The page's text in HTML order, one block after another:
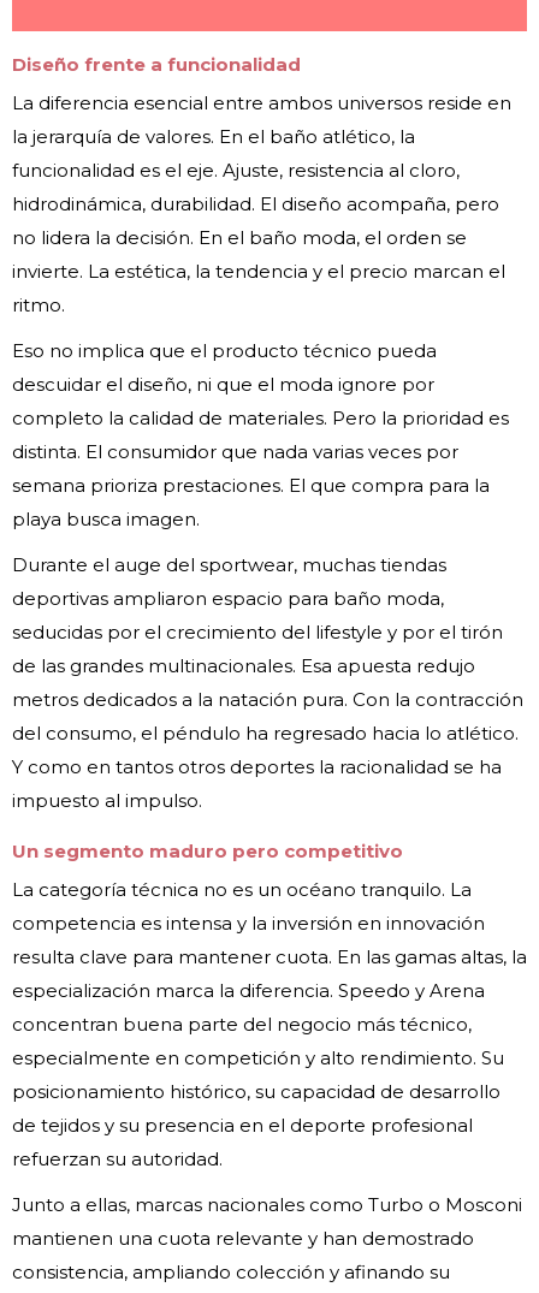
Diseño frente a funcionalidad
La diferencia esencial entre ambos universos reside en
la jerarquía de valores. En el baño atlético, la
funcionalidad es el eje. Ajuste, resistencia al cloro,
hidrodinámica, durabilidad. El diseño acompaña, pero
no lidera la decisión. En el baño moda, el orden se
invierte. La estética, la tendencia y el precio marcan el
ritmo.
Eso no implica que el producto técnico pueda
descuidar el diseño, ni que el moda ignore por
completo la calidad de materiales. Pero la prioridad es
distinta. El consumidor que nada varias veces por
semana prioriza prestaciones. El que compra para la
playa busca imagen.
Durante el auge del sportwear, muchas tiendas
deportivas ampliaron espacio para baño moda,
seducidas por el crecimiento del lifestyle y por el tirón
de las grandes multinacionales. Esa apuesta redujo
metros dedicados a la natación pura. Con la contracción
del consumo, el péndulo ha regresado hacia lo atlético.
Y como en tantos otros deportes la racionalidad se ha
impuesto al impulso.
Un segmento maduro pero competitivo
La categoría técnica no es un océano tranquilo. La
competencia es intensa y la inversión en innovación
resulta clave para mantener cuota. En las gamas altas, la
especialización marca la diferencia. Speedo y Arena
concentran buena parte del negocio más técnico,
especialmente en competición y alto rendimiento. Su
posicionamiento histórico, su capacidad de desarrollo
de tejidos y su presencia en el deporte profesional
refuerzan su autoridad.
Junto a ellas, marcas nacionales como Turbo o Mosconi
mantienen una cuota relevante y han demostrado
consistencia, ampliando colección y afinando su